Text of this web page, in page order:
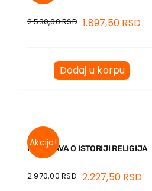
2.530,00RSD 1.897,50 RSD
Dodaj u korpu
Akcija!
RASPRAVA O ISTORIJI RELIGIJA
2.970,00RSD 2.227,50 RSD